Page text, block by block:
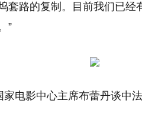
套路的复制。目前我们已
”
家电影中心主席布蕾丹谈中